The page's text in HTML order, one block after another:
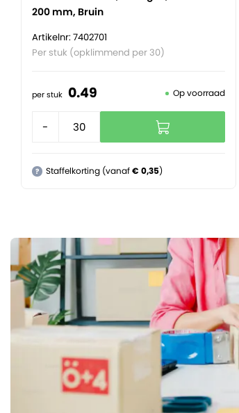
200 mm, Bruin
Artikelnr: 7402701
Per stuk (opklimmend per 30)
per stuk 0.49 Op voorraad
-
? Staffelkorting (vanaf€ 0,35)